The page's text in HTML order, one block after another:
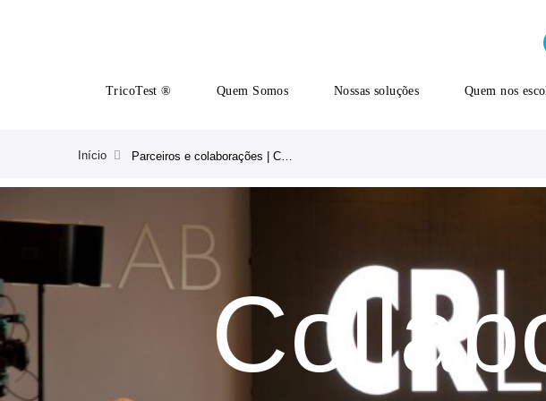
TricoTest ® Quem Somos Nossas soluções Quem nos
Início